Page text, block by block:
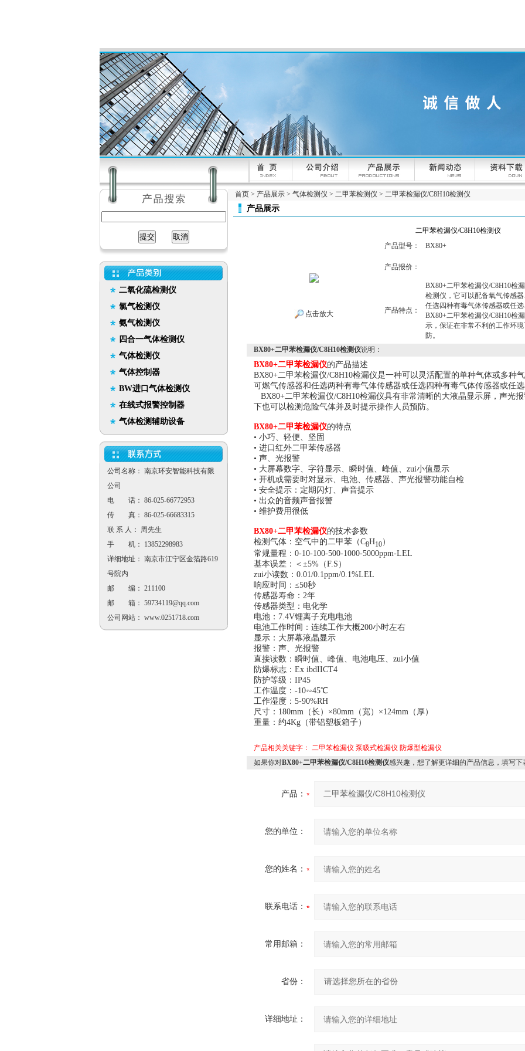
二氧化硫检测仪
氯气检测仪
氨气检测仪
四合一气体检测仪
气体检测仪
气体控制器
BW进口气体检测仪
在线式报警控制器
气体检测辅助设备
公司名称： 南京环安智能科技有限
公司
电 话： 86-025-66772953
传 真： 86-025-66683315
联 系 人： 周先生
手 机： 13852298983
详细地址： 南京市江宁区金箔路619
号院内
邮 编： 211100
邮 箱： 59734119@qq.com
公司网站： www.0251718.com
首页 > 产品展示 > 气体检测仪 > 二甲苯检测仪 > 二甲苯检漏仪/C8H10检测仪
产品展示
二甲苯检漏仪/C8H10检测仪
点击放大
产品型号： BX80+
产品报价：
产品特点：
BX80+二甲苯检漏仪/C8H10检
检测仪，它可以配备氧气传感
任选四种有毒气体传感器或任选
BX80+二甲苯检漏仪/C8H10检
示，保证在非常不利的工作环
防。
BX80+二甲苯检漏仪/C8H10检测仪说明：
BX80+二甲苯检漏仪的产品描述
BX80+二甲苯检漏仪/C8H10检漏仪是一种可以灵活配置的单种气体或多种
可燃气传感器和任选两种有毒气体传感器或任选四种有毒气体传感器或任选
BX80+二甲苯检漏仪/C8H10检漏仪具有非常清晰的大液晶显示屏，声光
下也可以检测危险气体并及时提示操作人员预防。
BX80+二甲苯检漏仪的特点
• 小巧、轻便、坚固
• 进口红外二甲苯传感器
• 声、光报警
• 大屏幕数字、字符显示、瞬时值、峰值、zui小值显示
• 开机或需要时对显示、电池、传感器、声光报警功能自检
• 安全提示：定期闪灯、声音提示
• 出众的音频声音报警
• 维护费用很低
BX80+二甲苯检漏仪的技术参数
检测气体：空气中的二甲苯（C8H10）
常规量程：0-10-100-500-1000-5000ppm-LEL
基本误差：＜±5%（F.S）
zui小读数：0.01/0.1ppm/0.1%LEL
响应时间：≤50秒
传感器寿命：2年
传感器类型：电化学
电池：7.4V锂离子充电电池
电池工作时间：连续工作大概200小时左右
显示：大屏幕液晶显示
报警：声、光报警
直接读数：瞬时值、峰值、电池电压、zui小值
防爆标志：Ex ibdIICT4
防护等级：IP45
工作温度：-10∽45℃
工作湿度：5-90%RH
尺寸：180mm（长）×80mm（宽）×124mm（厚）
重量：约4Kg（带铝塑板箱子）
产品相关关键字： 二甲苯检漏仪 泵吸式检漏仪 防爆型检漏仪
如果你对BX80+二甲苯检漏仪/C8H10检测仪感兴趣，想了解更详细的产品信息，填写下
产品：
您的单位：
您的姓名：
联系电话：
常用邮箱：
省份：
详细地址：